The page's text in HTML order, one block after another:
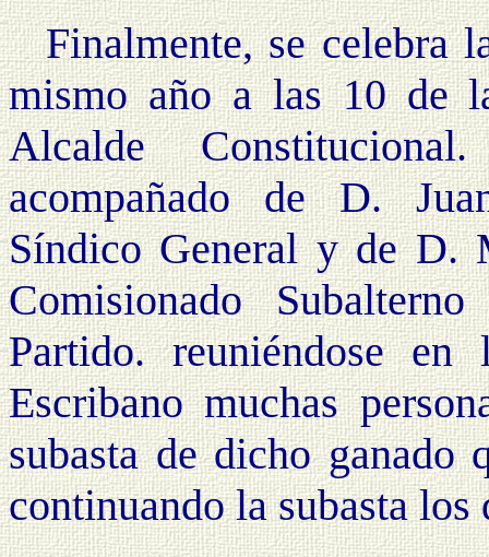
Finalmente, se celebra
mismo año a las 10 de
Alcalde
acompañado de D.
Síndico General y de D.
Comisionado
Partido. reuniéndose
Escribano muchas
subasta de dicho ganado
continuando la subasta los